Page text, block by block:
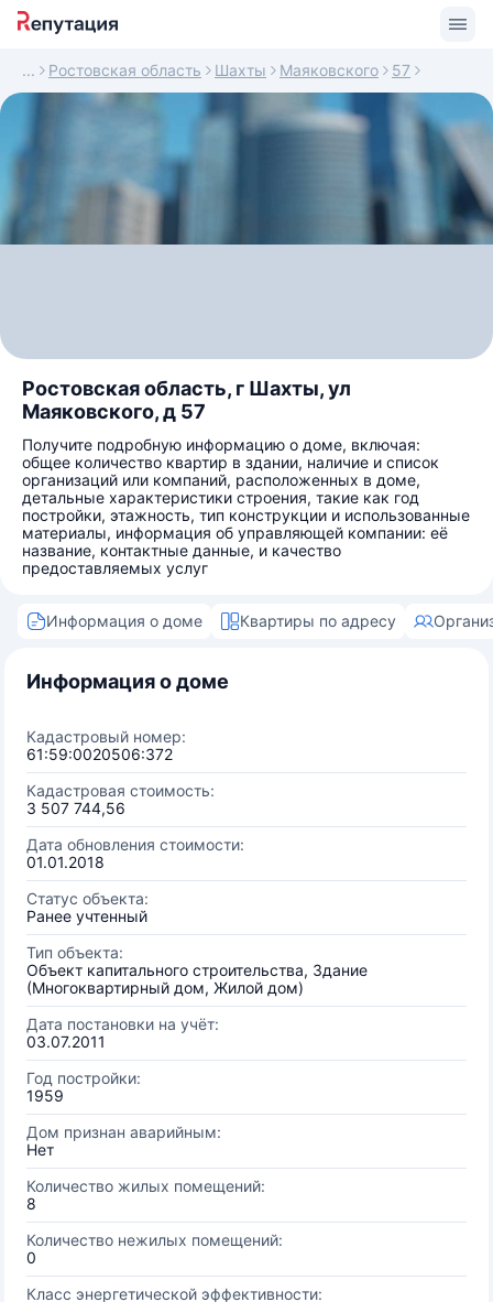
Ростовская область Шахты Маяковского 57
Ростовская область, г Шахты, ул
Маяковского, д 57
Получите подробную информацию о доме, включая:
общее количество квартир в здании, наличие и список
организаций или компаний, расположенных в доме,
детальные характеристики строения, такие как год
постройки, этажность, тип конструкции и использованные
материалы, информация об управляющей компании: её
название, контактные данные, и качество
предоставляемых услуг
Информация о доме Квартиры по адресу
Информация о доме
Кадастровый номер:
61:59:0020506:372
Кадастровая стоимость:
3 507 744,56
Дата обновления стоимости:
01.01.2018
Статус объекта:
Ранее учтенный
Тип объекта:
Объект капитального строительства, Здание
(Многоквартирный дом, Жилой дом)
Дата постановки на учёт:
03.07.2011
Год постройки:
1959
Дом признан аварийным:
Нет
Количество жилых помещений:
8
Количество нежилых помещений:
0
Класс энергетической эффективности: